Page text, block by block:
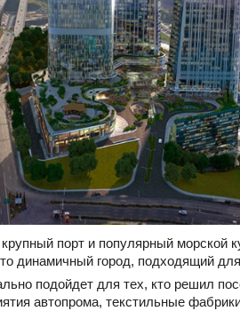
порт и популярный морской
динамичный город, подходящий
подойдет для тех, кто решил
автопрома, текстильные